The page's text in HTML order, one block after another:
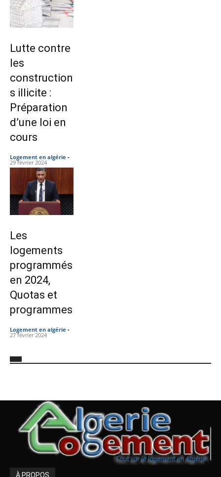
Lutte contre
les
construction
s illicite :
Préparation
d’une loi en
cours
Logement en algérie -
29 février 2024
Les
logements
programmés
en 2024,
Quotas et
programmes
Logement en algérie -
27 février 2024
À PROPOS